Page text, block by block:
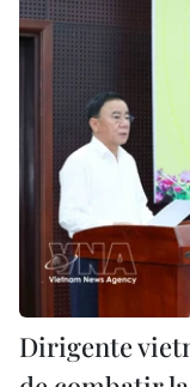
Dirigente